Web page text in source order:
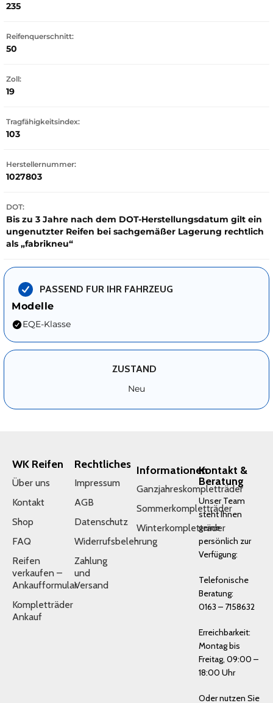
235
Reifenquerschnitt:
50
Zoll:
19
Tragfähigkeitsindex:
103
Herstellernummer:
1027803
DOT:
Bis zu 3 Jahre nach dem DOT-Herstellungsdatum gilt ein
ungenutzter Reifen bei sachgemäßer Lagerung rechtlich
als „fabrikneu“
PASSEND FUR IHR FAHRZEUG
Modelle
EQE-Klasse
ZUSTAND
Neu
WK Reifen
Über uns
Kontakt
Shop
FAQ
Reifen
verkaufen –
Ankaufformular
Kompletträder
Ankauf
Rechtliches
Impressum
AGB
Datenschutz
Widerrufsbelehrung
Zahlung
und
Versand
Informationen
Ganzjahreskompletträder
Sommerkompletträder
Winterkompletträder
Kontakt &
Beratung
Unser Team
steht Ihnen
gerne
persönlich zur
Verfügung:
Telefonische
Beratung:
0163 – 7158632
Erreichbarkeit:
Montag bis
Freitag, 09:00 –
18:00 Uhr
Oder nutzen Sie